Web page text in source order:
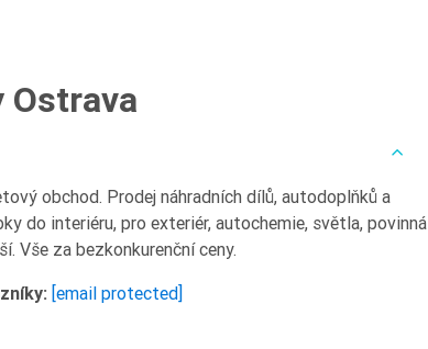
Ostrava
obchod. Prodej náhradních dílů, autodoplňků a
do interiéru, pro exteriér, autochemie, světla, povinná
Vše za bezkonkurenční ceny.
[email protected]